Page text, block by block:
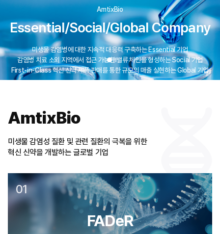
AmtixBio
Essential/Social/Global Company
미생물 감염병에 대한 지속적 대응력 구축하는 Essential 기업
감염병 치료 소외 지역에서 접근 가능한 밸류 체인을 형성하는 Social 기업
First-in-Class 혁신 신약 제품 판매를 통한 규모의 매출 실현하는 Global 기업
AmtixBio
미생물 감염성 질환 및 관련 질환의 극복을 위한
혁신 신약을 개발하는 글로벌 기업
01
FADeR